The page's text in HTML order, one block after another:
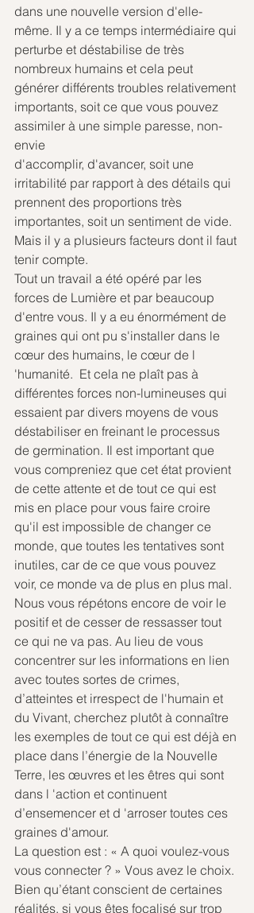
dans une nouvelle version d'elle-
même. Il y a ce temps intermédiaire qui
perturbe et déstabilise de très
nombreux humains et cela peut
générer différents troubles relativement
importants, soit ce que vous pouvez
assimiler à une simple paresse, non-
envie
d'accomplir, d'avancer, soit une
irritabilité par rapport à des détails qui
prennent des proportions très
importantes, soit un sentiment de vide.
Mais il y a plusieurs facteurs dont il faut
tenir compte.
Tout un travail a été opéré par les
forces de Lumière et par beaucoup
d'entre vous. Il y a eu énormément de
graines qui ont pu s'installer dans le
cœur des humains, le cœur de l
'humanité.  Et cela ne plaît pas à
différentes forces non-lumineuses qui
essaient par divers moyens de vous
déstabiliser en freinant le processus
de germination. Il est important que
vous compreniez que cet état provient
de cette attente et de tout ce qui est
mis en place pour vous faire croire
qu'il est impossible de changer ce
monde, que toutes les tentatives sont
inutiles, car de ce que vous pouvez
voir, ce monde va de plus en plus mal.
Nous vous répétons encore de voir le
positif et de cesser de ressasser tout
ce qui ne va pas. Au lieu de vous
concentrer sur les informations en lien
avec toutes sortes de crimes,
d’atteintes et irrespect de l'humain et
du Vivant, cherchez plutôt à connaître
les exemples de tout ce qui est déjà en
place dans l’énergie de la Nouvelle
Terre, les œuvres et les êtres qui sont
dans l 'action et continuent
d’ensemencer et d 'arroser toutes ces
graines d'amour.
La question est : « A quoi voulez-vous
vous connecter ? » Vous avez le choix.
Bien qu’étant conscient de certaines
réalités, si vous êtes focalisé sur trop